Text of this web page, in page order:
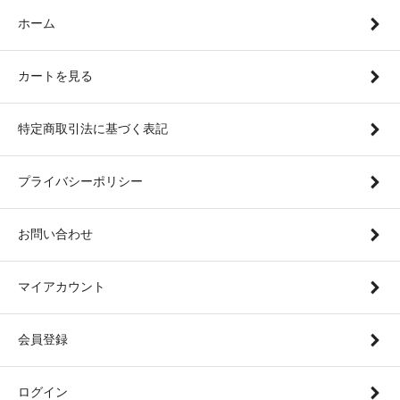
ホーム
カートを見る
特定商取引法に基づく表記
プライバシーポリシー
お問い合わせ
マイアカウント
会員登録
ログイン